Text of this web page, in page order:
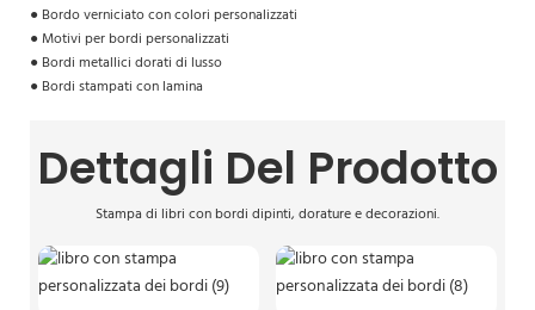
● Bordo verniciato con colori personalizzati
● Motivi per bordi personalizzati
● Bordi metallici dorati di lusso
● Bordi stampati con lamina
Dettagli Del Prodotto
Stampa di libri con bordi dipinti, dorature e decorazioni.